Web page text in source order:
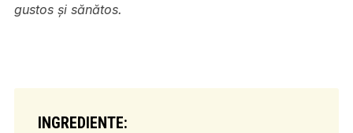
gustos și sănătos.
INGREDIENTE: